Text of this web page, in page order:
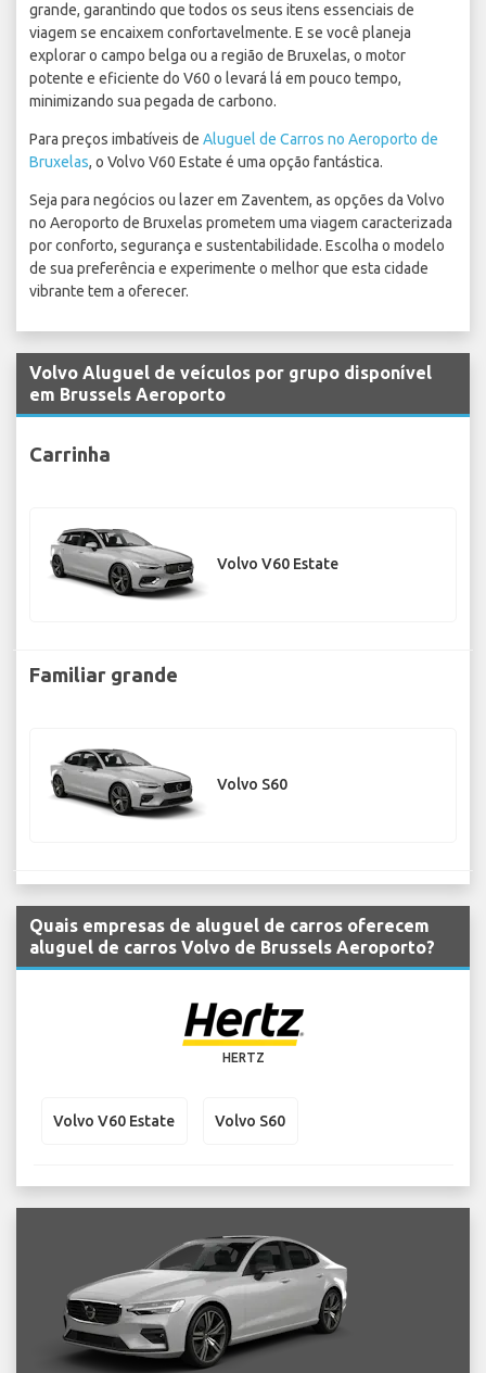
grande, garantindo que todos os seus itens essenciais de
viagem se encaixem confortavelmente. E se você planeja
explorar o campo belga ou a região de Bruxelas, o motor
potente e eficiente do V60 o levará lá em pouco tempo,
minimizando sua pegada de carbono.
Para preços imbatíveis de Aluguel de Carros no Aeroporto de
Bruxelas, o Volvo V60 Estate é uma opção fantástica.
Seja para negócios ou lazer em Zaventem, as opções da Volvo
no Aeroporto de Bruxelas prometem uma viagem caracterizada
por conforto, segurança e sustentabilidade. Escolha o modelo
de sua preferência e experimente o melhor que esta cidade
vibrante tem a oferecer.
Volvo Aluguel de veículos por grupo disponível
em Brussels Aeroporto
Carrinha
Volvo V60 Estate
Familiar grande
Volvo S60
Quais empresas de aluguel de carros oferecem
aluguel de carros Volvo de Brussels Aeroporto?
HERTZ
Volvo V60 Estate Volvo S60